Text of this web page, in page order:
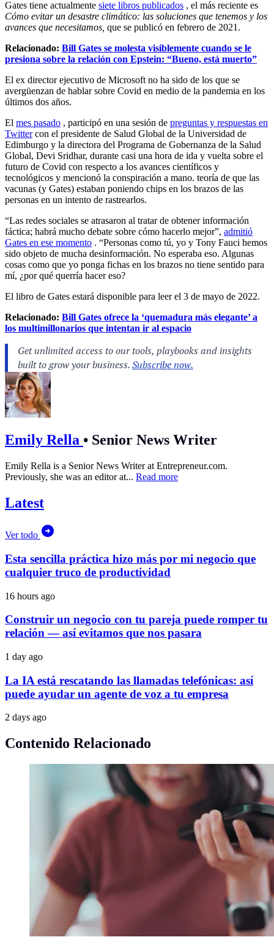
Gates tiene actualmente siete libros publicados , el más reciente es
Cómo evitar un desastre climático: las soluciones que tenemos y los
avances que necesitamos, que se publicó en febrero de 2021.
Relacionado: Bill Gates se molesta visiblemente cuando se le
presiona sobre la relación con Epstein: “Bueno, está muerto”
El ex director ejecutivo de Microsoft no ha sido de los que se
avergüenzan de hablar sobre Covid en medio de la pandemia en los
últimos dos años.
El mes pasado , participó en una sesión de preguntas y respuestas en
Twittercon el presidente de Salud Global de la Universidad de
Edimburgo y la directora del Programa de Gobernanza de la Salud
Global, Devi Sridhar, durante casi una hora de ida y vuelta sobre el
futuro de Covid con respecto a los avances científicos y
tecnológicos y mencionó la conspiración a mano. teoría de que las
vacunas (y Gates) estaban poniendo chips en los brazos de las
personas en un intento de rastrearlos.
“Las redes sociales se atrasaron al tratar de obtener información
fáctica; habrá mucho debate sobre cómo hacerlo mejor”, admitió
Gates en ese momento . “Personas como tú, yo y Tony Fauci hemos
sido objeto de mucha desinformación. No esperaba eso. Algunas
cosas como que yo ponga fichas en los brazos no tiene sentido para
mí, ¿por qué querría hacer eso?
El libro de Gates estará disponible para leer el 3 de mayo de 2022.
Relacionado: Bill Gates ofrece la ‘quemadura más elegante’ a
los multimillonarios que intentan ir al espacio
Emily Rella • Senior News Writer
Emily Rella is a Senior News Writer at Entrepreneur.com.
Previously, she was an editor at... Read more
Latest
Ver todo
Esta sencilla práctica hizo más por mi negocio que
cualquier truco de productividad
16 hours ago
Construir un negocio con tu pareja puede romper tu
relación — así evitamos que nos pasara
1 day ago
La IA está rescatando las llamadas telefónicas: así
puede ayudar un agente de voz a tu empresa
2 days ago
Contenido Relacionado